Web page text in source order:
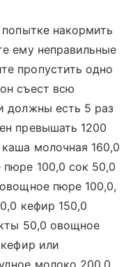
накормить
ему неправильные
пропустить одно
съест всю
должны есть 5 раз
превышать 1200
молочная 160,0
100,0 сок 50,0
пюре 100,0,
кефир 150,0
50,0 овощное
или
молоко 200,0